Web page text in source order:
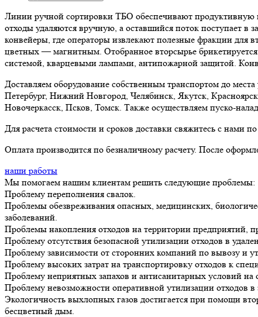
Линии ручной сортировки ТБО обеспечивают продуктивную
отходы удаляются вручную, а оставшийся поток поступает в
конвейеры, где операторы извлекают полезные фракции для
цветных — магнитным. Отобранное вторсырье
системой, кварцевыми лампами, антипожарной защитой.
Доставляем оборудование собственным транспортом до
Петербург, Нижний Новгород, Челябинск, Якутск,
Новочеркасск, Псков, Томск. Также осуществляем пуско-
Для расчета стоимости и сроков доставки свяжитесь с нами
Оплата производится по безналичному расчету. После
наши работы
Мы помогаем нашим клиентам решить следующие проблемы:
Проблему переполнения свалок.
Проблемы обезвреживания опасных, медицинских,
заболеваний.
Проблемы накопления отходов на территории
Проблему отсутствия безопасной утилизации отходов в
Проблему зависимости от сторонних компаний по вывозу и
Проблему высоких затрат на транспортировку отходов к
Проблему неприятных запахов и антисанитарных условий на
Проблему невозможности оперативной утилизации отходов
Экологичность выхлопных газов достигается при помощи
бесцветный дым.